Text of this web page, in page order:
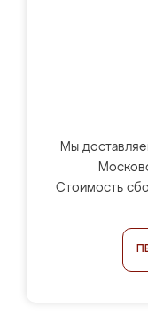
Мы
Стоимость